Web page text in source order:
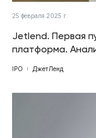
25 февраля 2025 г.
Jetlend. Первая
платформа.
IPO ДжетЛенд